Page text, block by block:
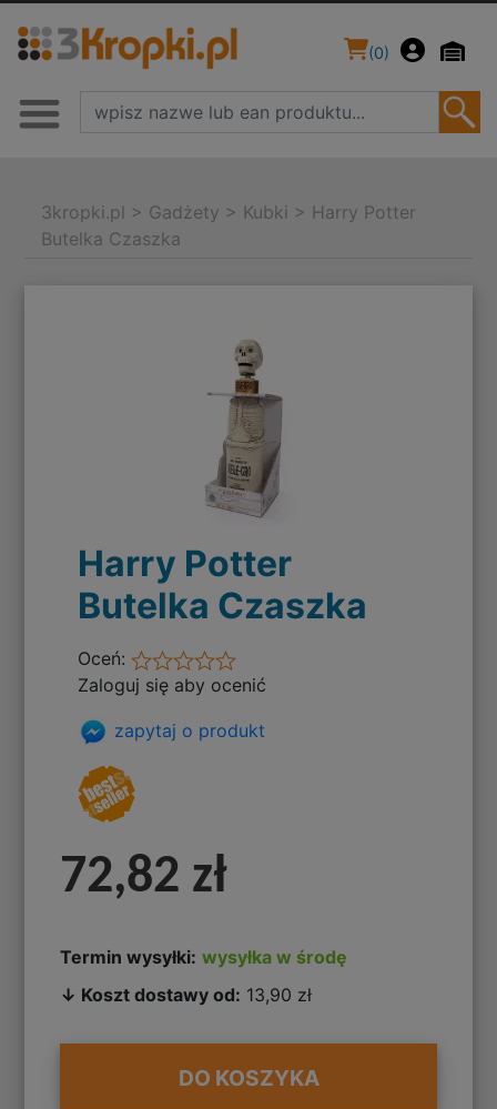
(0)
3kropki.pl > Gadżety > Kubki > Harry Potter
Butelka Czaszka
Harry Potter
Butelka Czaszka
Oceń:
Zaloguj się aby ocenić
zapytaj o produkt
72,82 zł
Termin wysyłki: wysyłka w środę
↓ Koszt dostawy od: 13,90 zł
DO KOSZYKA